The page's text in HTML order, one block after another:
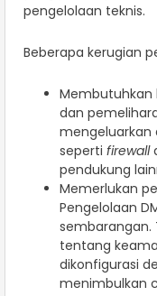
pengelolaan teknis.
Beberapa kerugian
Membutuhkan
dan
mengeluarkan
seperti firewall
pendukung
Memerlukan
Pengelolaan
tentang
dikonfigurasi
menimbulkan